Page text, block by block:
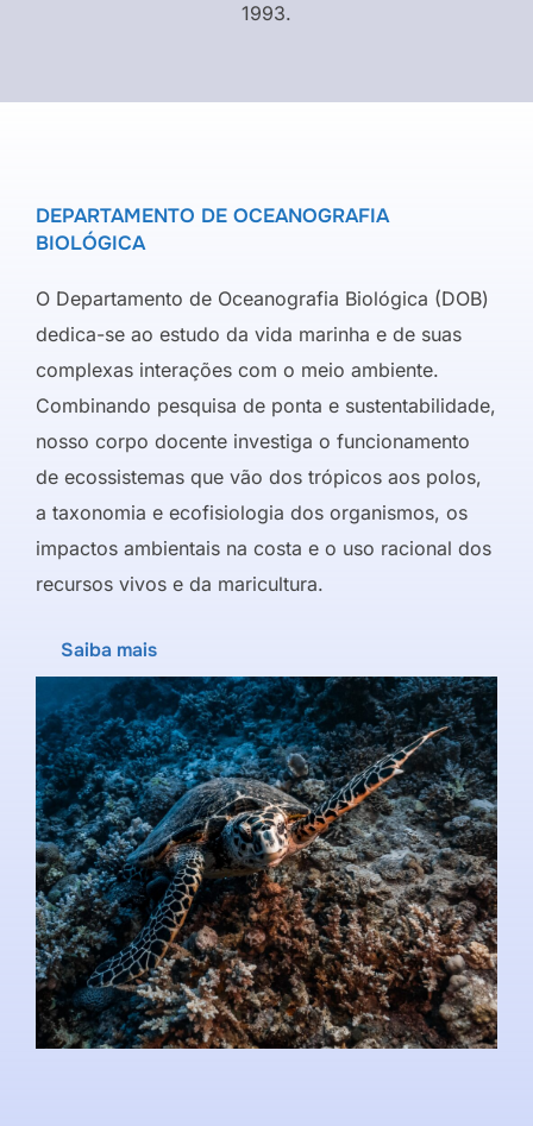
1993.
DEPARTAMENTO DE OCEANOGRAFIA
BIOLÓGICA
O Departamento de Oceanografia Biológica (DOB)
dedica-se ao estudo da vida marinha e de suas
complexas interações com o meio ambiente.
Combinando pesquisa de ponta e sustentabilidade,
nosso corpo docente investiga o funcionamento
de ecossistemas que vão dos trópicos aos polos,
a taxonomia e ecofisiologia dos organismos, os
impactos ambientais na costa e o uso racional dos
recursos vivos e da maricultura.
Saiba mais